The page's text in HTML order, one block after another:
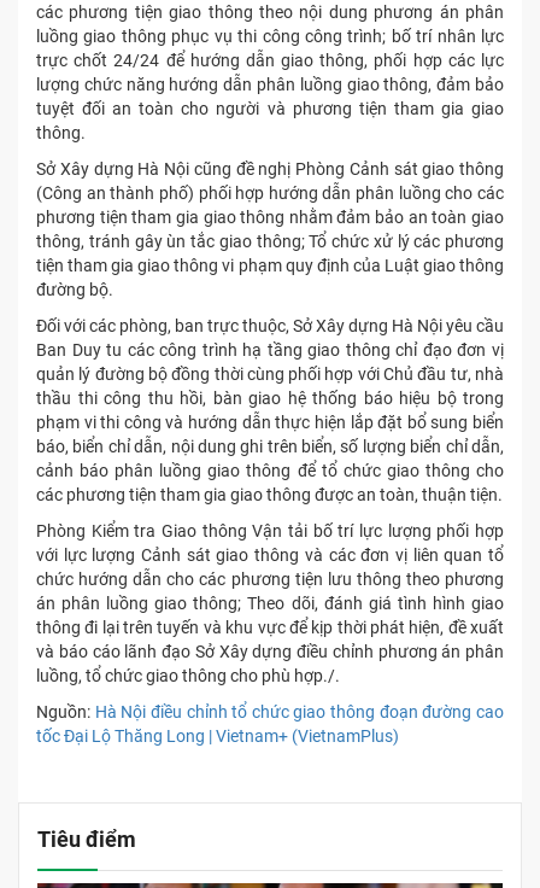
các phương tiện giao thông theo nội dung phương án phân
luồng giao thông phục vụ thi công công trình; bố trí nhân lực
trực chốt 24/24 để hướng dẫn giao thông, phối hợp các lực
lượng chức năng hướng dẫn phân luồng giao thông, đảm bảo
tuyệt đối an toàn cho người và phương tiện tham gia giao
thông.
Sở Xây dựng Hà Nội cũng đề nghị Phòng Cảnh sát giao thông
(Công an thành phố) phối hợp hướng dẫn phân luồng cho các
phương tiện tham gia giao thông nhằm đảm bảo an toàn giao
thông, tránh gây ùn tắc giao thông; Tổ chức xử lý các phương
tiện tham gia giao thông vi phạm quy định của Luật giao thông
đường bộ.
Đối với các phòng, ban trực thuộc, Sở Xây dựng Hà Nội yêu cầu
Ban Duy tu các công trình hạ tầng giao thông chỉ đạo đơn vị
quản lý đường bộ đồng thời cùng phối hợp với Chủ đầu tư, nhà
thầu thi công thu hồi, bàn giao hệ thống báo hiệu bộ trong
phạm vi thi công và hướng dẫn thực hiện lắp đặt bổ sung biển
báo, biển chỉ dẫn, nội dung ghi trên biển, số lượng biển chỉ dẫn,
cảnh báo phân luồng giao thông để tổ chức giao thông cho
các phương tiện tham gia giao thông được an toàn, thuận tiện.
Phòng Kiểm tra Giao thông Vận tải bố trí lực lượng phối hợp
với lực lượng Cảnh sát giao thông và các đơn vị liên quan tổ
chức hướng dẫn cho các phương tiện lưu thông theo phương
án phân luồng giao thông; Theo dõi, đánh giá tình hình giao
thông đi lại trên tuyến và khu vực để kịp thời phát hiện, đề xuất
và báo cáo lãnh đạo Sở Xây dựng điều chỉnh phương án phân
luồng, tổ chức giao thông cho phù hợp./.
Nguồn: Hà Nội điều chỉnh tổ chức giao thông đoạn đường cao
tốc Đại Lộ Thăng Long | Vietnam+ (VietnamPlus)
Tiêu điểm